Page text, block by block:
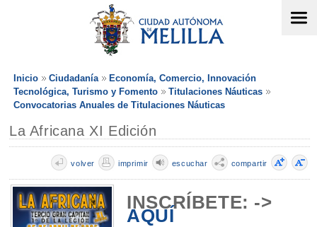
Inicio Ciudadanía
Economía, Comercio, Innovación
Tecnológica, Turismo y Fomento
Titulaciones Náuticas
Convocatorias Anuales de Titulaciones Náuticas
La Africana XI Edición
compartir
escuchar
imprimir
volver
INSCRÍBETE: ->
AQUÍ